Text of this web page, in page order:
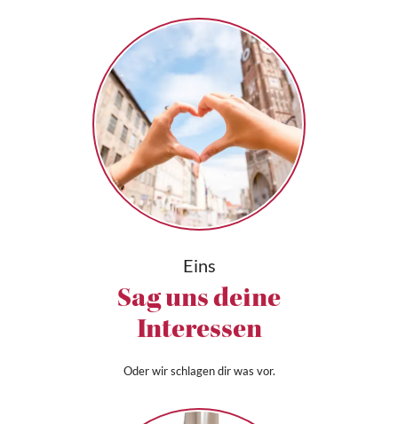
Eins
Sag uns deine
Interessen
Oder wir schlagen dir was vor.